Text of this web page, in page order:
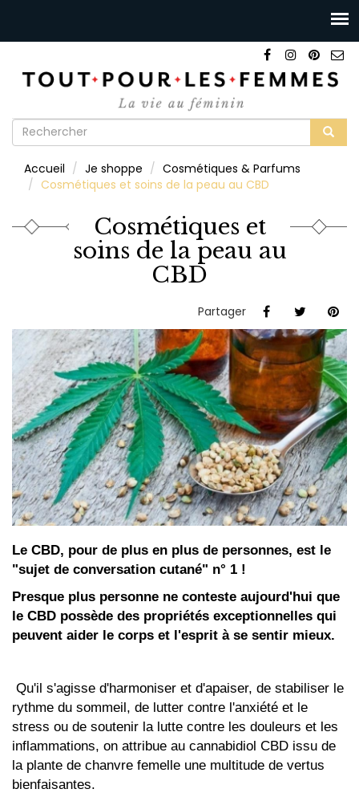
Formulaire
recherche
Accueil Je shoppe
Cosmétiques & Parfums
Cosmétiques et soins de la peau au CBD
Cosmétiques et
soins de la peau au
CBD
Partager
Le CBD, pour de plus en plus de personnes, est le
"sujet de conversation cutané" n° 1 !
Presque plus personne ne conteste aujourd'hui que
le CBD possède des propriétés exceptionnelles qui
peuvent aider le corps et l'esprit à se sentir mieux.
Qu'il s'agisse d'harmoniser et d'apaiser, de stabiliser le
rythme du sommeil, de lutter contre l'anxiété et le
stress ou de soutenir la lutte contre les douleurs et les
inflammations, on attribue au cannabidiol CBD issu de
la plante de chanvre femelle une multitude de vertus
bienfaisantes.